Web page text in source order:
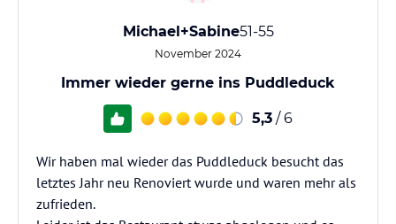
Michael+Sabine51-55
November 2024
Immer wieder gerne ins Puddleduck
5,3 / 6
Wir haben mal wieder das Puddleduck besucht das
letztes Jahr neu Renoviert wurde und waren mehr als
zufrieden.